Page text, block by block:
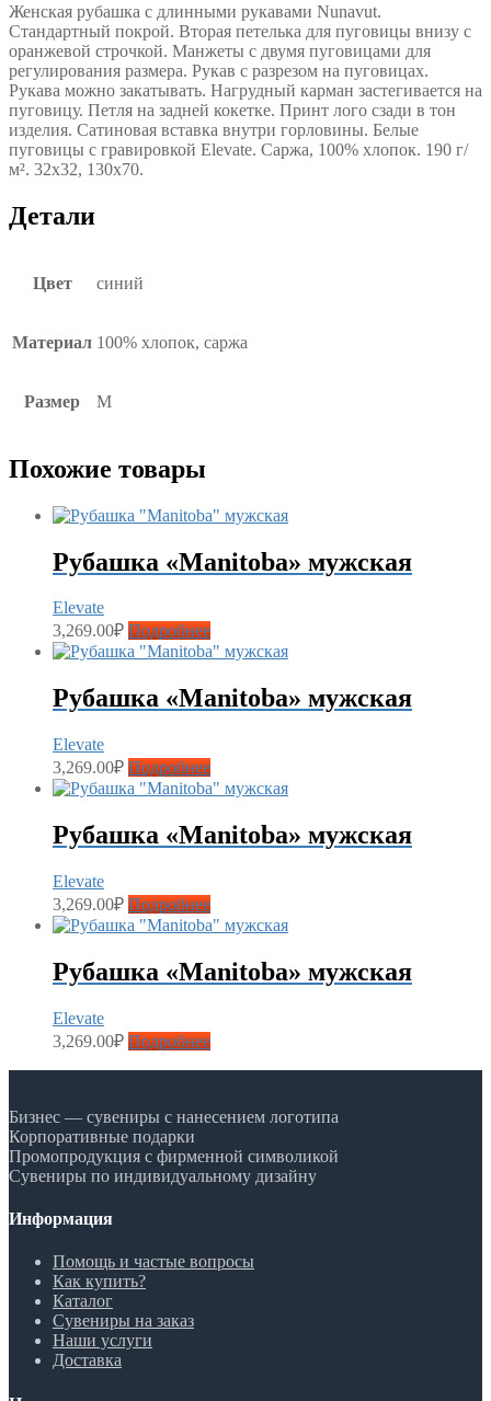
Женская рубашка с длинными рукавами Nunavut.
Стандартный покрой. Вторая петелька для пуговицы внизу с
оранжевой строчкой. Манжеты с двумя пуговицами для
регулирования размера. Рукав с разрезом на пуговицах.
Рукава можно закатывать. Нагрудный карман застегивается на
пуговицу. Петля на задней кокетке. Принт лого сзади в тон
изделия. Сатиновая вставка внутри горловины. Белые
пуговицы с гравировкой Elevate. Саржа, 100% хлопок. 190 г/
м². 32х32, 130х70.
Детали
Цвет синий
Материал 100% хлопок, саржа
Размер M
Похожие товары
Рубашка «Manitoba» мужская
Elevate
3,269.00₽ Подробнее
Рубашка «Manitoba» мужская
Elevate
3,269.00₽ Подробнее
Рубашка «Manitoba» мужская
Elevate
3,269.00₽ Подробнее
Рубашка «Manitoba» мужская
Elevate
3,269.00₽ Подробнее
Бизнес — сувениры с нанесением логотипа
Корпоративные подарки
Промопродукция с фирменной символикой
Сувениры по индивидуальному дизайну
Информация
Помощь и частые вопросы
Как купить?
Каталог
Сувениры на заказ
Наши услуги
Доставка